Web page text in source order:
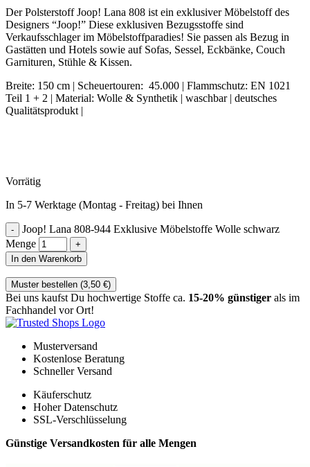
Der Polsterstoff Joop! Lana 808 ist ein exklusiver Möbelstoff des
Designers “Joop!” Diese exklusiven Bezugsstoffe sind
Verkaufsschlager im Möbelstoffparadies! Sie passen als Bezug in
Gastätten und Hotels sowie auf Sofas, Sessel, Eckbänke, Couch
Garnituren, Stühle & Kissen.
Breite: 150 cm | Scheuertouren: 45.000 | Flammschutz: EN 1021
Teil 1 + 2 | Material: Wolle & Synthetik | waschbar | deutsches
Qualitätsprodukt |
Vorrätig
In 5-7 Werktage (Montag - Freitag) bei Ihnen
Joop! Lana 808-944 Exklusive Möbelstoffe Wolle schwarz
Menge
In den Warenkorb
Muster bestellen (3,50 €)
Bei uns kaufst Du hochwertige Stoffe ca. 15-20% günstiger als im
Fachhandel vor Ort!
Musterversand
Kostenlose Beratung
Schneller Versand
Käuferschutz
Hoher Datenschutz
SSL-Verschlüsselung
Günstige Versandkosten für alle Mengen